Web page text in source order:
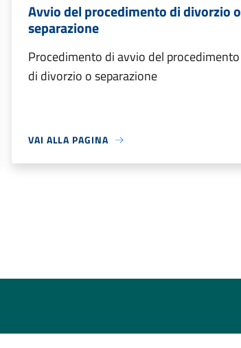
Avvio del procedimento di divorzio o
separazione
Procedimento di avvio del procedimento
di divorzio o separazione
VAI ALLA PAGINA